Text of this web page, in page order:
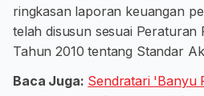
ringkasan laporan keuangan
telah disusun sesuai Peraturan
Tahun 2010 tentang Standar
Baca Juga: Sendratari 'Banyu